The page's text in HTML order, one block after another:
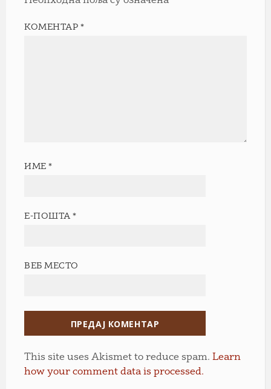
КОМЕНТАР*
ИМЕ*
Е-ПОШТА*
ВЕБ МЕСТО
This site uses Akismet to reduce spam. Learn
how your comment data is processed.